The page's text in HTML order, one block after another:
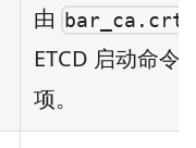
由 bar_ca.crt
ETCD 启动命令
项。